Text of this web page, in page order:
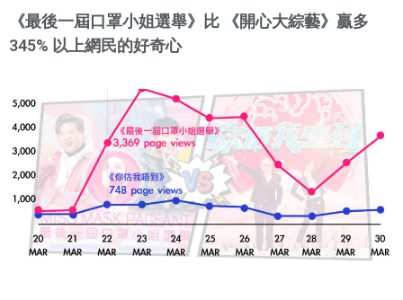
《最後一屆口罩小姐選舉》比 《開心大綜藝》贏多
345% 以上網民的好奇心